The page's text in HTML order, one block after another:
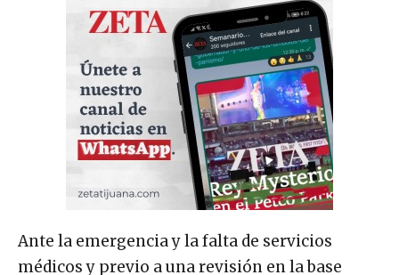
Ante la emergencia y la falta de servicios
médicos y previo a una revisión en la base